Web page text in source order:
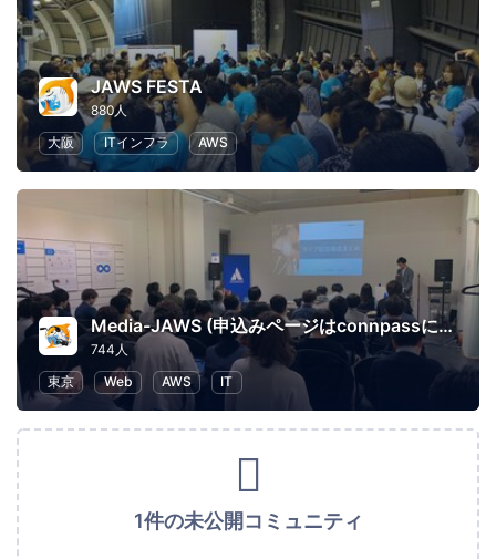
JAWS FESTA
880人
大阪
ITインフラ AWS
Media-JAWS (申込みページはconnpassに移行しました)
744人
東京
Web AWS IT
1件の未公開コミュニティ